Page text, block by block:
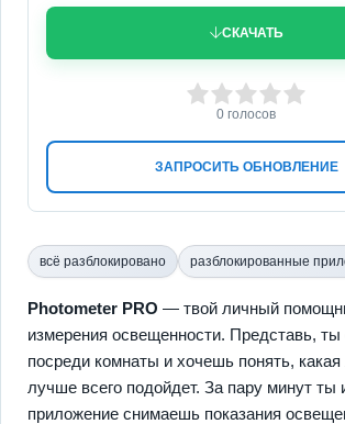
СКАЧАТЬ
ЗАПРОСИТЬ ОБНОВЛЕНИЕ
3 4 5
0 голосов
всё разблокировано разблокированные
Photometer PRO — твой личный
измерения освещенности. Представь,
посреди комнаты и хочешь понять,
лучше всего подойдет. За пару минут ты
приложение снимаешь показания